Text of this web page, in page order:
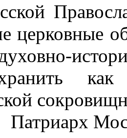
церковные
Патриарх